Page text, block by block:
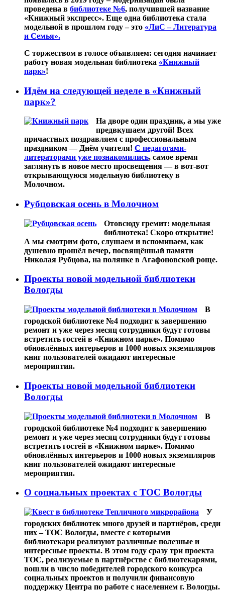
проведена в библиотеке №6, получившей название
«Книжный экспресс». Еще одна библиотека стала
модельной в прошлом году – это «ЛиС – Литература
и Семья».
С торжеством в голосе объявляем: сегодня начинает
работу новая модельная библиотека «Книжный
парк»!
Идём на следующей неделе в «Книжный
парк»?
На дворе один праздник, а мы уже
предвкушаем другой! Всех
причастных поздравляем с профессиональным
праздником — Днём учителя! С педагогами-
литераторами уже познакомились, самое время
заглянуть в новое место просвещения — в вот-вот
открывающуюся модельную библиотеку в
Молочном.
Рубцовская осень в Молочном
Отовсюду гремит: модельная
библиотека! Скоро открытие!
А мы смотрим фото, слушаем и вспоминаем, как
душевно прошёл вечер, посвящённый памяти
Николая Рубцова, на полянке в Агафоновской роще.
Проекты новой модельной библиотеки
Вологды
В
городской библиотеке №4 подходит к завершению
ремонт и уже через месяц сотрудники будут готовы
встретить гостей в «Книжном парке». Помимо
обновлённых интерьеров и 1000 новых экземпляров
книг пользователей ожидают интересные
мероприятия.
Проекты новой модельной библиотеки
Вологды
В
городской библиотеке №4 подходит к завершению
ремонт и уже через месяц сотрудники будут готовы
встретить гостей в «Книжном парке». Помимо
обновлённых интерьеров и 1000 новых экземпляров
книг пользователей ожидают интересные
мероприятия.
О социальных проектах с ТОС Вологды
У
городских библиотек много друзей и партнёров, среди
них – ТОС Вологды, вместе с которыми
библиотекари реализуют различные полезные и
интересные проекты. В этом году сразу три проекта
ТОС, реализуемые в партнёрстве с библиотекарями,
вошли в число победителей городского конкурса
социальных проектов и получили финансовую
поддержку Центра по работе с населением г. Вологды.